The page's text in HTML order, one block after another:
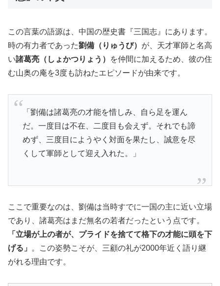
この言葉の語源は、中国の歴史書『三国志』にあります。
時の有力者であった劉備（りゅうび） が、天才軍師と名高
い諸葛亮（しょかつりょう）
を仲間に加えるため、彼の住
む山奥の庵を3度も訪ねたエピソードが由来です。
「劉備は諸葛亮の才能を惜しみ、自ら足を運ん
だ。一度目は不在、二度目も会えず。それでも諦
めず、三度目にようやく対面を果たし、誠意を尽
くして軍師として迎え入れた。」
ここで重要なのは、劉備は当時すでに一国の主に近い立場
であり、諸葛亮はまだ無名の若者だったという点です。
「立場が上の者が、プライドを捨てて格下の才能に頭を下
げる」
。この姿勢こそが、三顧の礼が2000年近く語り継
がれる理由です。